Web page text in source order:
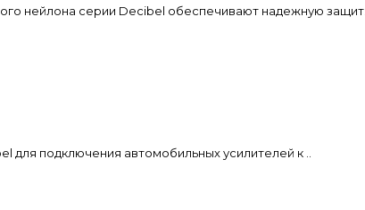
нейлона серии Decibel обеспечивают надежную защит..
для подключения автомобильных усилителей к ..